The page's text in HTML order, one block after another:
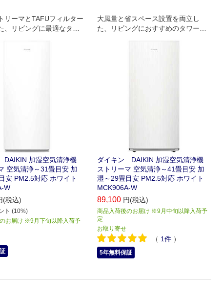
リーマとTAFUフィルター
、リビングに最適なタワ
加湿空気清浄機
空気清浄～31畳目安 加
安 PM2.5対応 ホワイト
W
(税込)
ト (10%)
お届け ※9月下旬以降入荷予
大風量と省スペース設置を両立し
た、リビングにおすすめのタワー型
ダイキン DAIKIN 加湿空気清浄機
ストリーマ 空気清浄～41畳目安 加
湿～29畳目安 PM2.5対応 ホワイト
MCK906A-W
89,100 円(税込)
商品入荷後のお届け ※9月中旬以降入荷予
定
お取り寄せ
（ 1件 ）
5年無料保証